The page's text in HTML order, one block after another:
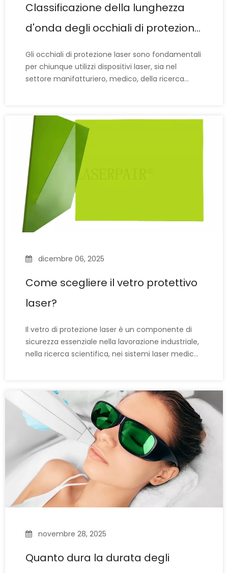
Classificazione della lunghezza
d'onda degli occhiali di protezione
laser
Gli occhiali di protezione laser sono fondamentali
per chiunque utilizzi dispositivi laser, sia nel
settore manifatturiero, medico, della ricerca
stesse lunghezze d'onda e non tutti i paia
proteggono da tutte le lunghezze d'onda laser.
Ogni laser funziona ad ad
dicembre 06, 2025
Come scegliere il vetro protettivo
laser?
Il vetro di protezione laser è un componente di
sicurezza essenziale nella lavorazione industriale,
nella ricerca scientifica, nei sistemi laser medicali
operatori siano protetti dalle radiazioni laser
dannose, inclusi raggi diretti, raggi riflessi e di
novembre 28, 2025
Quanto dura la durata degli